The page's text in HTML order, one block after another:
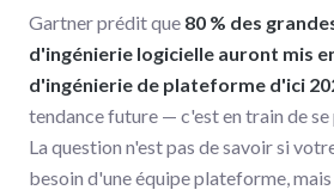
Gartner prédit que 80 % des
d'ingénierie logicielle auront mis
d'ingénierie de plateforme d'ici
tendance future — c'est en train de
La question n'est pas de savoir si
besoin d'une équipe plateforme,